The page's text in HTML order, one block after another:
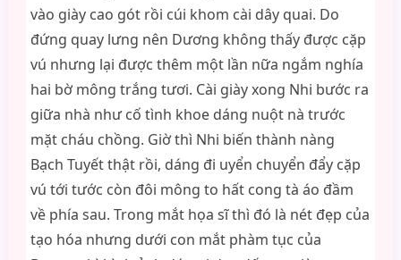
vào giày cao gót rồi cúi khom cài dây quai. Do
đứng quay lưng nên Dương không thấy được cặp
vú nhưng lại được thêm một lần nữa ngắm nghía
hai bờ mông trắng tươi. Cài giày xong Nhi bước ra
giữa nhà như cố tình khoe dáng nuột nà trước
mặt cháu chồng. Giờ thì Nhi biến thành nàng
Bạch Tuyết thật rồi, dáng đi uyển chuyển đẩy cặp
vú tới tước còn đôi mông to hất cong tà áo đầm
về phía sau. Trong mắt họa sĩ thì đó là nét đẹp của
tạo hóa nhưng dưới con mắt phàm tục của